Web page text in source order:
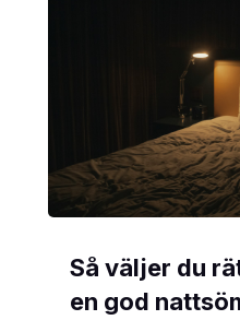
Så väljer du
en god